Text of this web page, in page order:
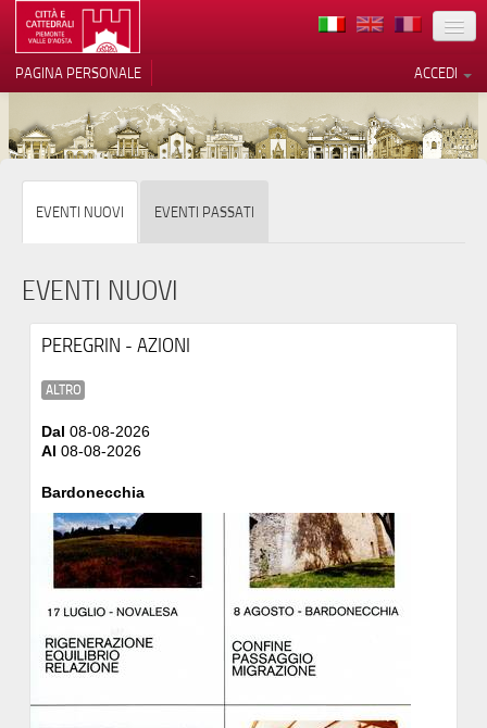
TERRITORIO
ARCHITETTURE
EVENTI
ACCOGLIENZE
PRESS
ACCEDI
PAGINA PERSONALE
EVENTI NUOVI EVENTI PASSATI
EVENTI NUOVI
PEREGRIN - AZIONI
ALTRO
Dal 08-08-2026
Al 08-08-2026
Bardonecchia
Le tue preferenze relative alla
privacy